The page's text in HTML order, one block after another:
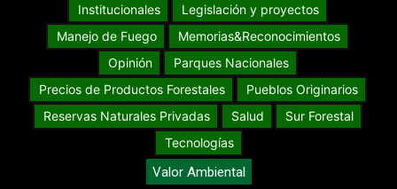
Institucionales
Legislación y proyectos
Manejo de Fuego
Memorias&Reconocimientos
Opinión
Parques Nacionales
Precios de Productos Forestales
Pueblos Originarios
Reservas Naturales Privadas
Salud
Sur Forestal
Tecnologías
Valor Ambiental